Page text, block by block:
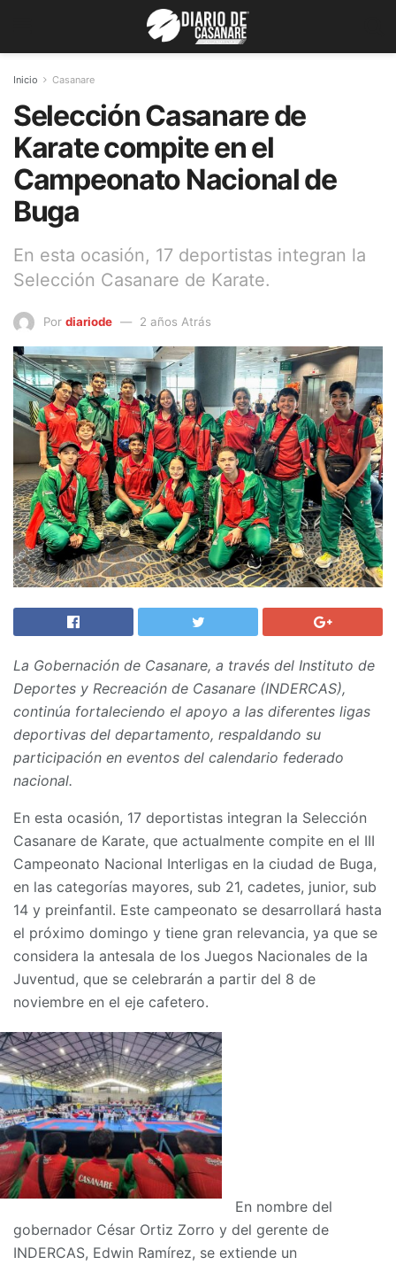
Inicio Casanare
Selección Casanare de
Karate compite en el
Campeonato Nacional de
Buga
En esta ocasión, 17 deportistas integran la
Selección Casanare de Karate.
Por diariode 2 años Atrás
La Gobernación de Casanare, a través del Instituto de
Deportes y Recreación de Casanare (INDERCAS),
continúa fortaleciendo el apoyo a las diferentes ligas
deportivas del departamento, respaldando su
participación en eventos del calendario federado
nacional.
En esta ocasión, 17 deportistas integran la Selección
Casanare de Karate, que actualmente compite en el III
Campeonato Nacional Interligas en la ciudad de Buga,
en las categorías mayores, sub 21, cadetes, junior, sub
14 y preinfantil. Este campeonato se desarrollará hasta
el próximo domingo y tiene gran relevancia, ya que se
considera la antesala de los Juegos Nacionales de la
Juventud, que se celebrarán a partir del 8 de
noviembre en el eje cafetero.
En nombre del
gobernador César Ortiz Zorro y del gerente de
INDERCAS, Edwin Ramírez, se extiende un